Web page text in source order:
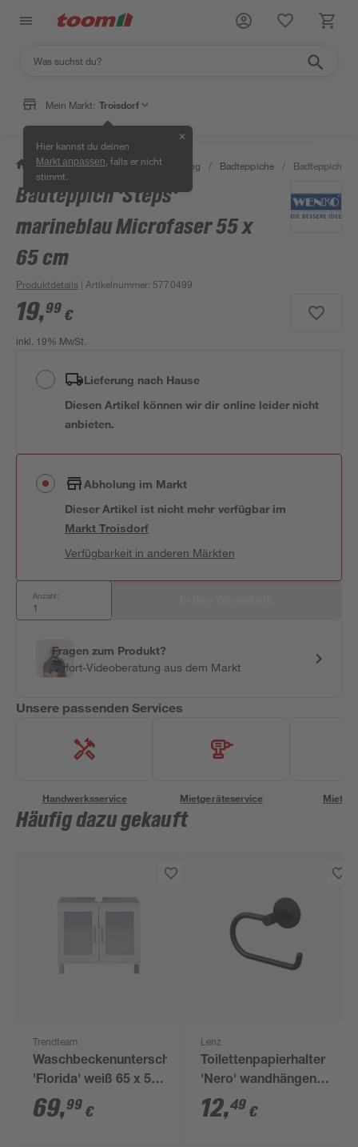
Mein Markt: Troisdorf
Hier kannst du deinen
Markt anpassen , falls er nicht
stimmt.
✕
/ Bad & Sanitär / Bad-Ausstattung / Badteppiche / Badteppich
Badteppich 'Steps'
marineblau Microfaser 55 x
65 cm
Produktdetails | Artikelnummer: 5770499
19,99 €
inkl. 19% MwSt.
Lieferung nach Hause
Diesen Artikel können wir dir online leider nicht
anbieten.
Abholung im Markt
Dieser Artikel ist nicht mehr verfügbar im
MarktTroisdorf
Verfügbarkeit in anderen Märkten
Anzahl:
Fragen zum Produkt?
Sofort-Videoberatung aus dem Markt
Unsere passenden Services
Handwerksservice Mietgeräteservice
Häufig dazu gekauft
Trendteam
Waschbeckenunterschrank
'Florida' weiß 65 x 56
x 33 cm
69,99 €
Lenz
Toilettenpapierhalter
'Nero' wandhängend
schwarz
12,49 €